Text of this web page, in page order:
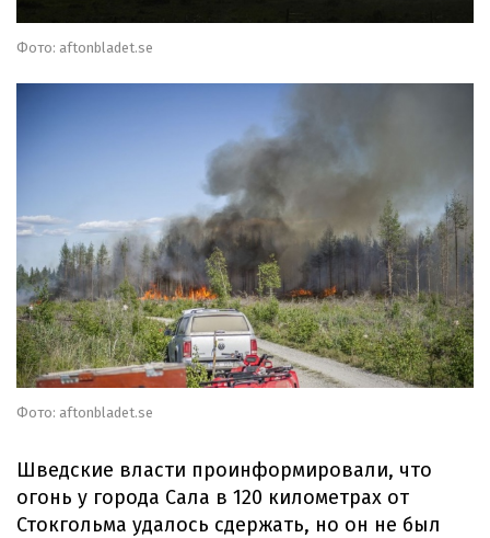
Фото: aftonbladet.se
Фото: aftonbladet.se
Шведские власти проинформировали, что
огонь у города Сала в 120 километрах от
Стокгольма удалось сдержать, но он не был